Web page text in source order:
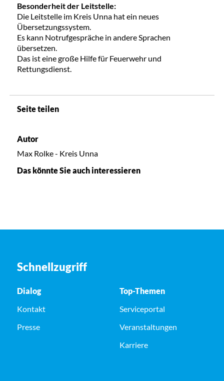
Besonderheit der Leitstelle:
Die Leitstelle im Kreis Unna hat ein neues
Übersetzungssystem.
Es kann Notrufgespräche in andere Sprachen
übersetzen.
Das ist eine große Hilfe für Feuerwehr und
Rettungsdienst.
Seite teilen
Autor
Max Rolke - Kreis Unna
Das könnte Sie auch interessieren
Schnellzugriff
Dialog
Kontakt
Presse
Top-Themen
Serviceportal
Veranstaltungen
Karriere